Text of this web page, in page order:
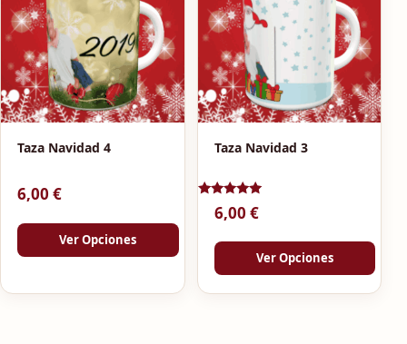
Taza Navidad 4
6,00 €
Ver Opciones
Taza Navidad 3
Valorado
con
de 5
6,00 €
Ver Opciones